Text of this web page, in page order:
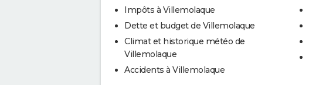
Impôts à Villemolaque
Dette et budget de Villemolaque
Climat et historique météo de
Villemolaque
Accidents à Villemolaque